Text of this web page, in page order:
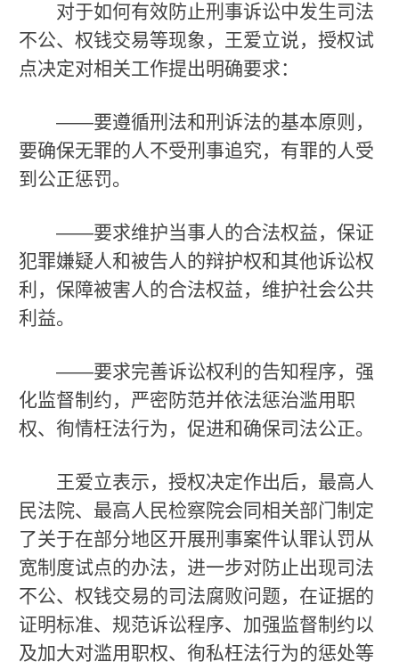
对于如何有效防止刑事诉讼中发生司法
不公、权钱交易等现象，王爱立说，授权试
点决定对相关工作提出明确要求：
——要遵循刑法和刑诉法的基本原则，
要确保无罪的人不受刑事追究，有罪的人受
到公正惩罚。
——要求维护当事人的合法权益，保证
犯罪嫌疑人和被告人的辩护权和其他诉讼权
利，保障被害人的合法权益，维护社会公共
利益。
——要求完善诉讼权利的告知程序，强
化监督制约，严密防范并依法惩治滥用职
权、徇情枉法行为，促进和确保司法公正。
王爱立表示，授权决定作出后，最高人
民法院、最高人民检察院会同相关部门制定
了关于在部分地区开展刑事案件认罪认罚从
宽制度试点的办法，进一步对防止出现司法
不公、权钱交易的司法腐败问题，在证据的
证明标准、规范诉讼程序、加强监督制约以
及加大对滥用职权、徇私枉法行为的惩处等